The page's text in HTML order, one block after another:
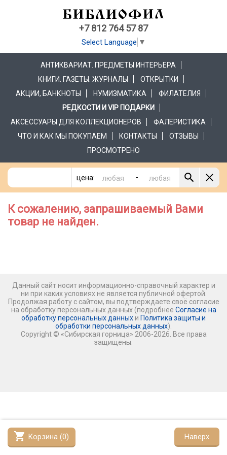
+7 812 764 57 87
Select Language ▼
АНТИКВАРИАТ. ПРЕДМЕТЫ ИНТЕРЬЕРА
КНИГИ. ГАЗЕТЫ. ЖУРНАЛЫ
ОТКРЫТКИ
АКЦИИ, БАНКНОТЫ
НУМИЗМАТИКА
ФИЛАТЕЛИЯ
РЕДКОСТИ И VIP ПОДАРКИ
АКСЕССУАРЫ ДЛЯ КОЛЛЕКЦИОНЕРОВ
ФАЛЕРИСТИКА
ЧТО И КАК МЫ ПОКУПАЕМ
КОНТАКТЫ
ОТЗЫВЫ
ПРОСМОТРЕНО
цена: -
shopping_cart Корзина (0) Наверх
К сожалению, запрашиваемый Вами
товар не найден.
Данный сайт носит информационно-справочный характер и
ни при каких условиях не является публичной офертой.
Продолжая работу с сайтом, вы подтверждаете своё согласие
на обработку персональных данных (подробнее Согласие на
обработку персональных данных и Политика защиты и
обработки персональных данных).
Copyright © «Сибирская горница» 2006-2026. Все права
защищены.